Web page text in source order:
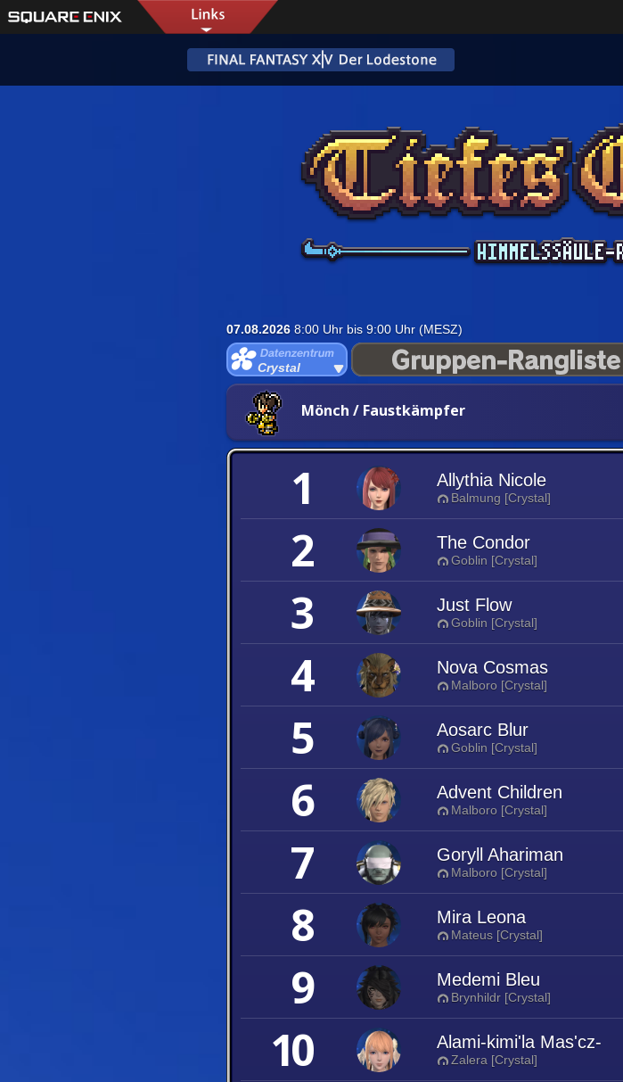
07.08.2026 8:00 Uhr bis 9:00 Uhr (MESZ)
Crystal
Mönch / Faustkämpfer
1 Allythia Nicole
Balmung [Crystal]
2 The Condor
Goblin [Crystal]
3 Just Flow
Goblin [Crystal]
4 Nova Cosmas
Malboro [Crystal]
5 Aosarc Blur
Goblin [Crystal]
6 Advent Children
Malboro [Crystal]
7 Goryll Ahariman
Malboro [Crystal]
8 Mira Leona
Mateus [Crystal]
9 Medemi Bleu
Brynhildr [Crystal]
10 Alami-kimi'la Mas'cz-
Zalera [Crystal]